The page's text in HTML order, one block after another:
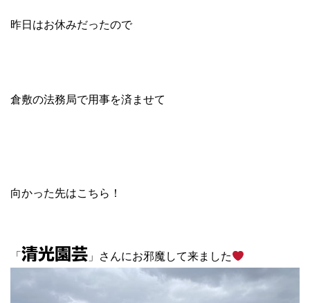
昨日はお休みだったので
倉敷の法務局で用事を済ませて
向かった先はこちら！
「清光園芸 」さんにお邪魔して来ました